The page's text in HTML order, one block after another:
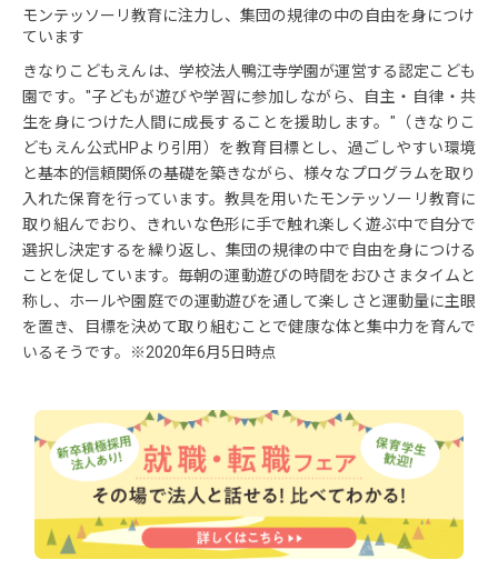
モンテッソーリ教育に注力し、集団の規律の中の自由を身につけ
ています
きなりこどもえんは、学校法人鴨江寺学園が運営する認定こども
園です。"子どもが遊びや学習に参加しながら、自主・自律・共
生を身につけた人間に成長することを援助します。"（きなりこ
どもえん公式HPより引用）を教育目標とし、過ごしやすい環境
と基本的信頼関係の基礎を築きながら、様々なプログラムを取り
入れた保育を行っています。教具を用いたモンテッソーリ教育に
取り組んでおり、きれいな色形に手で触れ楽しく遊ぶ中で自分で
選択し決定するを繰り返し、集団の規律の中で自由を身につける
ことを促しています。毎朝の運動遊びの時間をおひさまタイムと
称し、ホールや園庭での運動遊びを通して楽しさと運動量に主眼
を置き、目標を決めて取り組むことで健康な体と集中力を育んで
いるそうです。※2020年6月5日時点